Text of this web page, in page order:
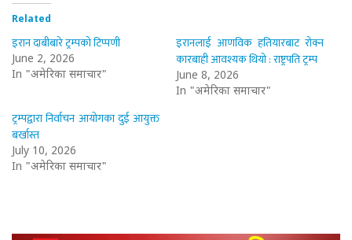
Related
इरान दाबीबारे ट्रम्पको टिप्पणी
June 2, 2026
In "अमेरिका समाचार"
इरानलाई आणविक हतियारबाट रोक्न
कारबाही आवश्यक थियो : राष्ट्रपति ट्रम्प
June 8, 2026
In "अमेरिका समाचार"
ट्रम्पद्वारा निर्वाचन आयोगका दुई आयुक्त
बर्खास्त
July 10, 2026
In "अमेरिका समाचार"